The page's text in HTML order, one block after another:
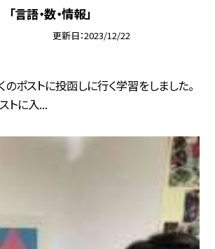
語・数・情報」
更新日 2023/12/22
のポストに投函しに行く学習をしました。
トに入...